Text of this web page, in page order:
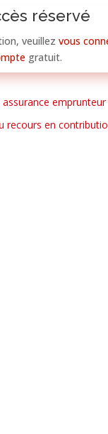
réservé
veuillezvous
gratuit.
emprunteur
recours en